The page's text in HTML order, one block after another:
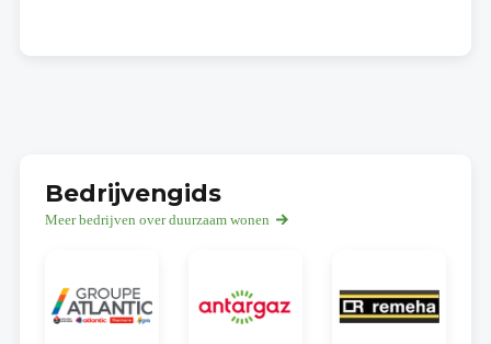
Bedrijvengids
Meer bedrijven over duurzaam wonen